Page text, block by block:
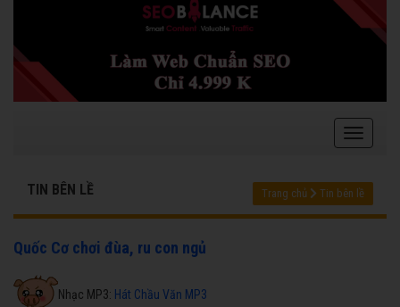
TIN BÊN LỀ Trang chủ Tin bên lề
Quốc Cơ chơi đùa, ru con ngủ
Nhạc MP3: Hát Chầu Văn MP3